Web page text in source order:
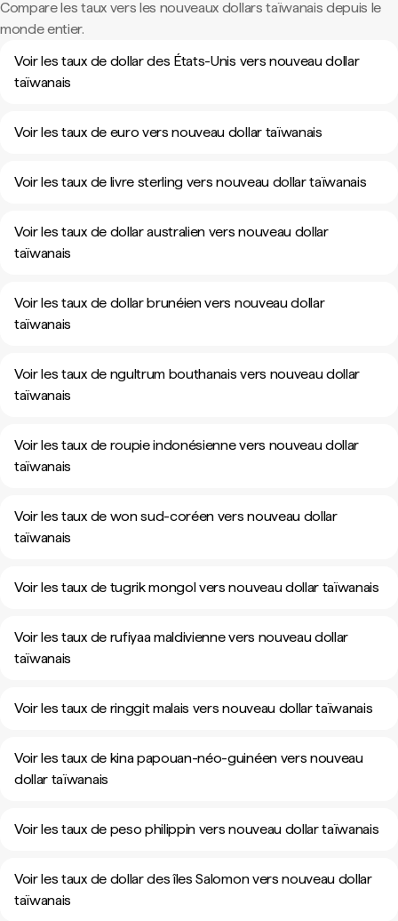
Compare les taux vers les nouveaux dollars taïwanais depuis le
monde entier.
Voir les taux de dollar des États-Unis vers nouveau dollar
taïwanais
Voir les taux de euro vers nouveau dollar taïwanais
Voir les taux de livre sterling vers nouveau dollar taïwanais
Voir les taux de dollar australien vers nouveau dollar
taïwanais
Voir les taux de dollar brunéien vers nouveau dollar
taïwanais
Voir les taux de ngultrum bouthanais vers nouveau dollar
taïwanais
Voir les taux de roupie indonésienne vers nouveau dollar
taïwanais
Voir les taux de won sud-coréen vers nouveau dollar
taïwanais
Voir les taux de tugrik mongol vers nouveau dollar taïwanais
Voir les taux de rufiyaa maldivienne vers nouveau dollar
taïwanais
Voir les taux de ringgit malais vers nouveau dollar taïwanais
Voir les taux de kina papouan-néo-guinéen vers nouveau
dollar taïwanais
Voir les taux de peso philippin vers nouveau dollar taïwanais
Voir les taux de dollar des îles Salomon vers nouveau dollar
taïwanais